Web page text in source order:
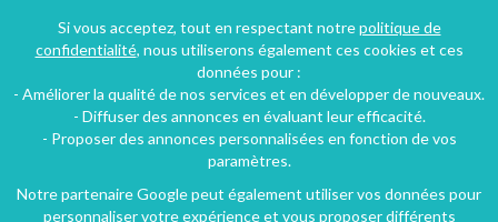
Si vous acceptez, tout en respectant notrepolitique de
confidentialité, nous utiliserons également ces cookies et ces
données pour :
- Améliorer la qualité de nos services et en développer de nouveaux.
- Diffuser des annonces en évaluant leur efficacité.
- Proposer des annonces personnalisées en fonction de vos
paramètres.
Notre partenaire Google peut également utiliser vos données pour
personnaliser votre expérience et vous proposer différents